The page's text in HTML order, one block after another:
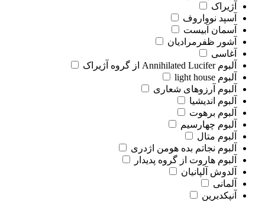
آژیراک
آسپد نوواروف
آسمان آبیست
آشور ظفرمرادیان
آغاسی
آلبوم Annihilated Lucifer از گروه آژیراک
آلبوم light house
آلبوم آرزوهای شعاری
آلبوم اندیشیا
آلبوم برهوت
آلبوم چهارسیم
آلبوم متال
آلبوم نجاتم بده هومن اژدری
آلبوم هاروت از گروه پدیدار
آلدوش آلپانیان
آلمانی
آنپکدبرین